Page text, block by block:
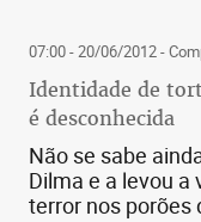
07:00 - 20/06/2012-
Identidade de
é desconhecida
Não se sabe
Dilma e a levou a
terror nos porões